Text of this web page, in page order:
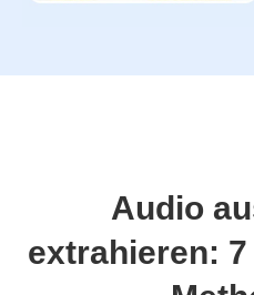
Audio
extrahieren: